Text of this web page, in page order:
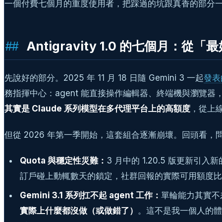
一個付費七個月的重度使用者，把踩過的坑跟真香的部分
Antigravity 1.0 的七個月：從「
先說好的部分。2025 年 11 月 18 日隨 Gemini 3 一起發
務指揮中心：agent 能直接操作編輯器、終端機與瀏覽器
其實是 Claude 系列模型在多代理平台上的高額度 ，從上
但從 2026 年第一季開始，這套組合逐漸崩壞。回頭看，
Quota 與穩定性災難： 3 月中的 1.20.5 版更新引入
訂戶碰上動輒數天的鎖定，社群回報的實際可用額度
Gemini 3.1 系列扛不起 agent 工作： 單輪能力其實
實際上什麼都沒做（或做錯了） 。這不是我一個人的